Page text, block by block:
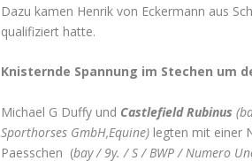
Dazu kamen Henrik von Eckermann aus
qualifiziert hatte.
Knisternde Spannung im Stechen um
Michael G Duffy und Castlefield Rubinus
Sporthorses GmbH,Equine) legten mit einer
Paesschen (bay / 9y. / S / BWP / Numero